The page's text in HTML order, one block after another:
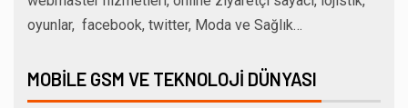
oyunlar, facebook, twitter, Moda ve Sağlık…
MOBILE GSM VE TEKNOLOJI DÜNYASI